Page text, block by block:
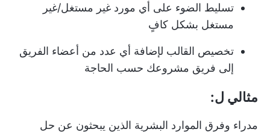
تسليط الضوء على أي مورد غير مستغل/غير
مستغل بشكل كافٍ
تخصيص القالب لإضافة أي عدد من أعضاء الفريق
إلى فريق مشروعك حسب الحاجة
مثالي ل:
مدراء وفرق الموارد البشرية الذين يبحثون عن حل